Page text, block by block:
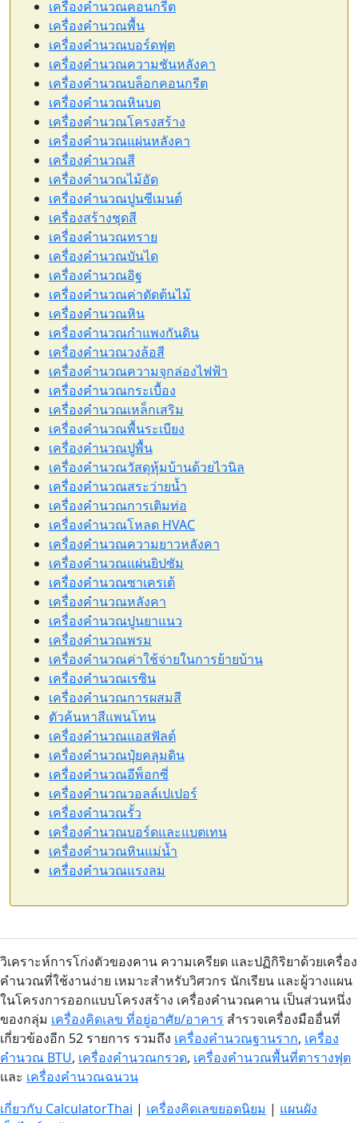
เครื่องคำนวณคอนกรีต
เครื่องคำนวณพื้น
เครื่องคำนวณบอร์ดฟุต
เครื่องคำนวณความชันหลังคา
เครื่องคำนวณบล็อกคอนกรีต
เครื่องคำนวณหินบด
เครื่องคำนวณโครงสร้าง
เครื่องคำนวณแผ่นหลังคา
เครื่องคำนวณสี
เครื่องคำนวณไม้อัด
เครื่องคำนวณปูนซีเมนต์
เครื่องสร้างชุดสี
เครื่องคำนวณทราย
เครื่องคำนวณบันได
เครื่องคำนวณอิฐ
เครื่องคำนวณค่าตัดต้นไม้
เครื่องคำนวณหิน
เครื่องคำนวณกำแพงกันดิน
เครื่องคำนวณวงล้อสี
เครื่องคำนวณความจุกล่องไฟฟ้า
เครื่องคำนวณกระเบื้อง
เครื่องคำนวณเหล็กเสริม
เครื่องคำนวณพื้นระเบียง
เครื่องคำนวณปูพื้น
เครื่องคำนวณวัสดุหุ้มบ้านด้วยไวนิล
เครื่องคำนวณสระว่ายน้ำ
เครื่องคำนวณการเติมท่อ
เครื่องคำนวณโหลด HVAC
เครื่องคำนวณความยาวหลังคา
เครื่องคำนวณแผ่นยิปซัม
เครื่องคำนวณซาเครเต้
เครื่องคำนวณหลังคา
เครื่องคำนวณปูนยาแนว
เครื่องคำนวณพรม
เครื่องคำนวณค่าใช้จ่ายในการย้ายบ้าน
เครื่องคำนวณเรซิน
เครื่องคำนวณการผสมสี
ตัวค้นหาสีแพนโทน
เครื่องคำนวณแอสฟัลต์
เครื่องคำนวณปุ๋ยคลุมดิน
เครื่องคำนวณอีพ็อกซี่
เครื่องคำนวณวอลล์เปเปอร์
เครื่องคำนวณรั้ว
เครื่องคำนวณบอร์ดและแบตเทน
เครื่องคำนวณหินแม่น้ำ
เครื่องคำนวณแรงลม
วิเคราะห์การโก่งตัวของคาน ความเครียด และปฏิกิริยาด้วยเครื่อง
คำนวณที่ใช้งานง่าย เหมาะสำหรับวิศวกร นักเรียน และผู้วางแผน
ในโครงการออกแบบโครงสร้าง เครื่องคำนวณคาน เป็นส่วนหนึ่ง
ของกลุ่ม เครื่องคิดเลข ที่อยู่อาศัย/อาคาร สำรวจเครื่องมืออื่นที่
เกี่ยวข้องอีก 52 รายการ รวมถึง เครื่องคำนวณฐานราก, เครื่อง
คำนวณ BTU, เครื่องคำนวณกรวด, เครื่องคำนวณพื้นที่ตารางฟุต
และ เครื่องคำนวณฉนวน
เกี่ยวกับ CalculatorThai | เครื่องคิดเลขยอดนิยม | แผนผัง